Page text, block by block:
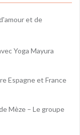
et de
Yoga Mayura
Espagne et France
Mèze – Le groupe